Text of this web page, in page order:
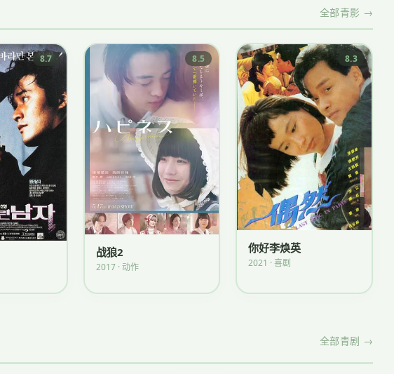
全部青影 →
8.7 8.5
战狼2
2017 · 动作
8.3
你好李焕英
2021 · 喜剧
全部青剧 →